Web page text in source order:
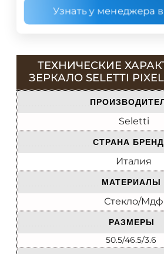
Узнать у менеджера
ТЕХНИЧЕСКИЕ
ЗЕРКАЛО SELETTI
Seletti
СТРАНА
Италия
МАТЕРИАЛЫ
Стекло/Мдф
РАЗМЕРЫ
50.5/46.5/3.6